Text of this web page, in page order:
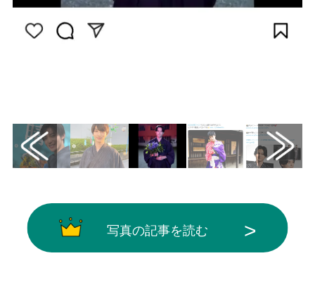
写真の記事を読む